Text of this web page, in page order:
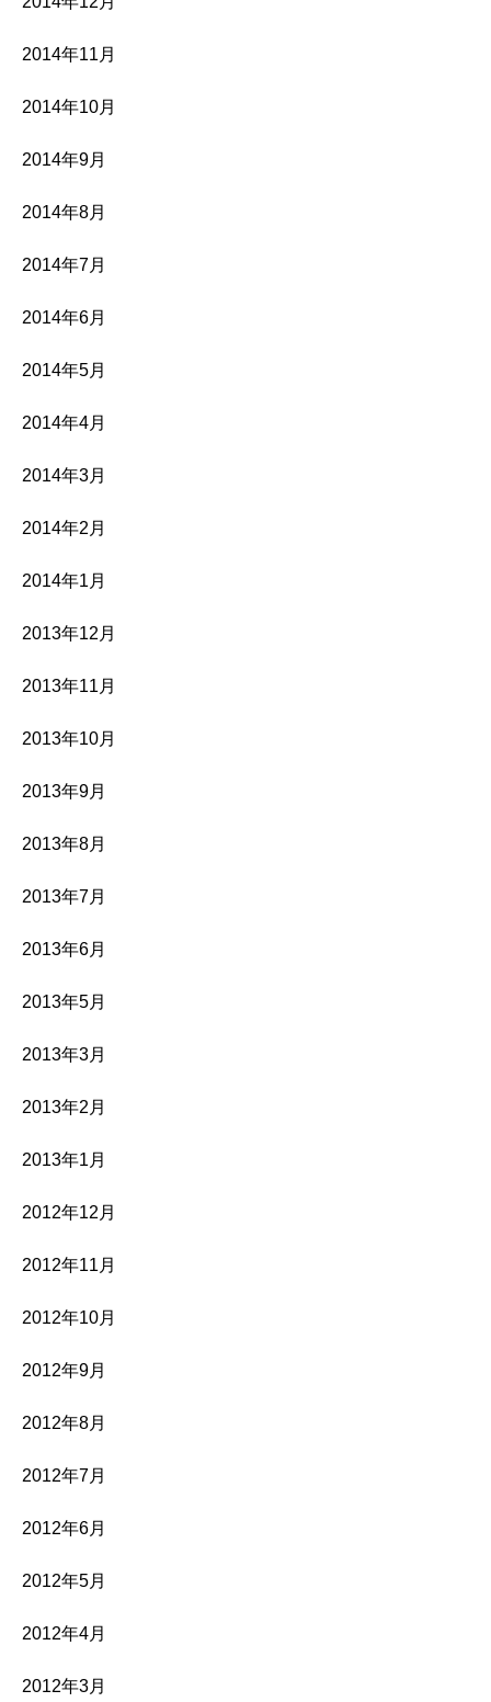
2014年11月
2014年10月
2014年9月
2014年8月
2014年7月
2014年6月
2014年5月
2014年4月
2014年3月
2014年2月
2014年1月
2013年12月
2013年11月
2013年10月
2013年9月
2013年8月
2013年7月
2013年6月
2013年5月
2013年3月
2013年2月
2013年1月
2012年12月
2012年11月
2012年10月
2012年9月
2012年8月
2012年7月
2012年6月
2012年5月
2012年4月
2012年3月